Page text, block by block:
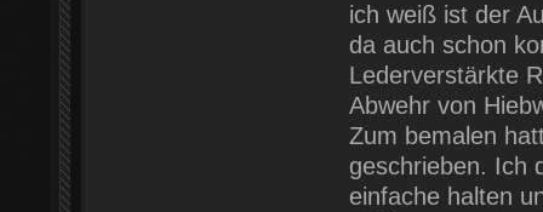
ich weiß ist der
da auch schon
Lederverstärkte
Abwehr von
Zum bemalen
geschrieben. Ich
einfache halten